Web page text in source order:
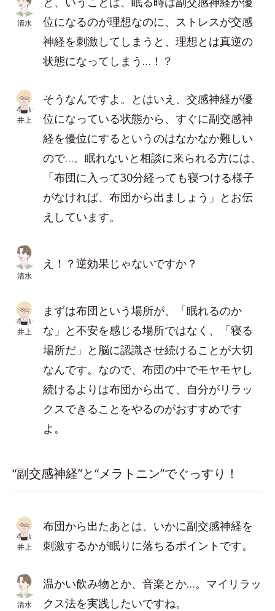
清水
位になるのが理想なのに、ストレスが交感
神経を刺激してしまうと、理想とは真逆の
状態になってしまう…！？
井上
そうなんですよ。とはいえ、交感神経が優
位になっている状態から、すぐに副交感神
経を優位にするというのはなかなか難しい
ので…。眠れないと相談に来られる方には、
「布団に入って30分経っても寝つける様子
がなければ、布団から出ましょう」とお伝
えしています。
清水
え！？逆効果じゃないですか？
井上
まずは布団という場所が、「眠れるのか
な」と不安を感じる場所ではなく、「寝る
場所だ」と脳に認識させ続けることが大切
なんです。なので、布団の中でモヤモヤし
続けるよりは布団から出て、自分がリラッ
クスできることをやるのがおすすめです
よ。
“副交感神経”と“メラトニン”でぐっすり！
井上
布団から出たあとは、いかに副交感神経を
刺激するかが眠りに落ちるポイントです。
清水
温かい飲み物とか、音楽とか…。マイリラッ
クス法を実践したいですね。